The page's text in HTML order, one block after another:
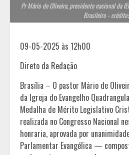
Pr Mário de Oliveira, presidente nacional da
Brasileiro -
09-05-2025 às 12h00
Direto da Redação
Brasília – O pastor Mário de
da Igreja do Evangelho
Medalha de Mérito Legislativo
realizada no Congresso Nacional
honraria, aprovada por
Parlamentar Evangélica —